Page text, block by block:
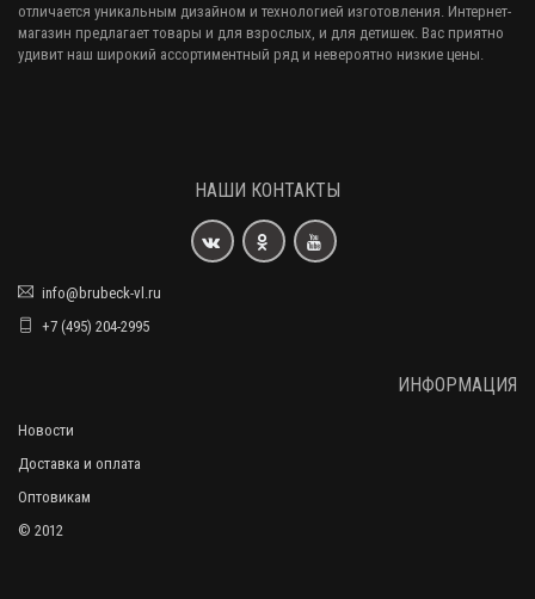
отличается уникальным дизайном и технологией изготовления. Интернет-
магазин предлагает товары и для взрослых, и для детишек. Вас приятно
удивит наш широкий ассортиментный ряд и невероятно низкие цены.
НАШИ КОНТАКТЫ
info@brubeck-vl.ru
+7 (495) 204-2995
ИНФОРМАЦИЯ
Новости
Доставка и оплата
Оптовикам
© 2012